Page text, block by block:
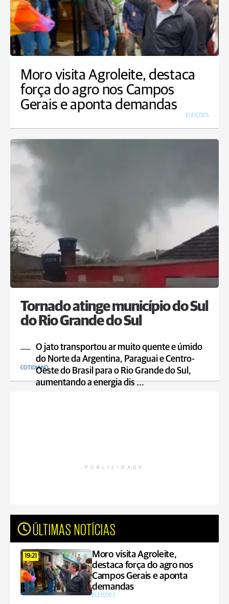
Moro visita Agroleite, destaca
força do agro nos Campos
Gerais e aponta demandas
ELEIÇÕES
Tornado atinge município do Sul
do Rio Grande do Sul
O jato transportou ar muito quente e úmido
do Norte da Argentina, Paraguai e Centro-
Oeste do Brasil para o Rio Grande do Sul,
aumentando a energia dis ...
COTIDIANO
PUBLICIDADE
ÚLTIMAS NOTÍCIAS
19:21
Moro visita Agroleite,
destaca força do agro nos
Campos Gerais e aponta
demandas
ELEIÇÕES